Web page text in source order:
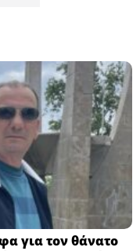
για τον θάνατο